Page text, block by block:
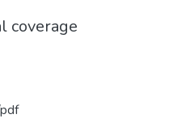
coverage